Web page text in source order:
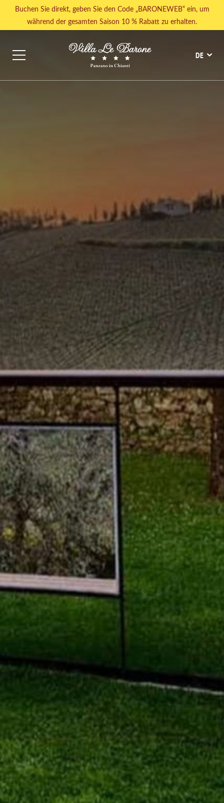
Buchen Sie direkt, geben Sie den Code „BARONEWEB“ ein, um
während der gesamten Saison 10 % Rabatt zu erhalten.
DE